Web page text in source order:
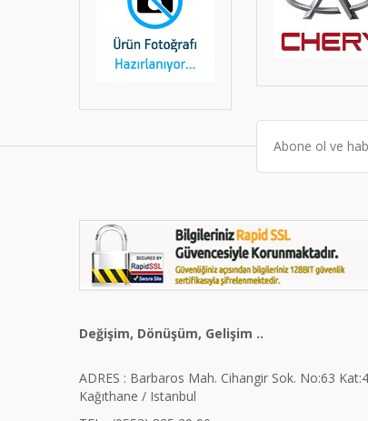
Değişim, Dönüşüm, Gelişim ..
ADRES : Barbaros Mah. Cihangir Sok. No:63 Kat:4
Kağıthane / Istanbul